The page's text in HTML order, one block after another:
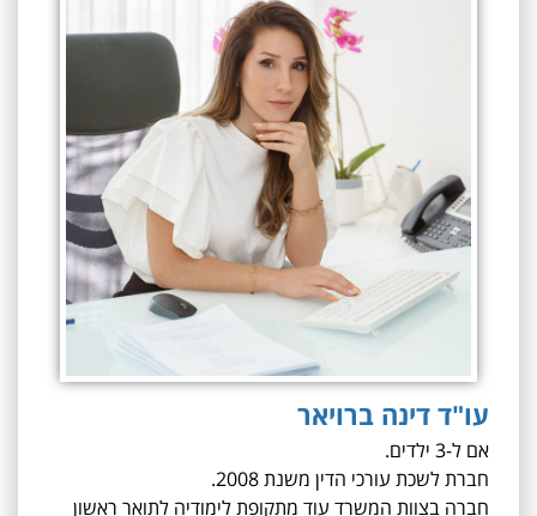
עו"ד דינה ברויאר
אם ל-3 ילדים.
חברת לשכת עורכי הדין משנת 2008.
חברה בצוות המשרד עוד מתקופת לימודיה לתואר ראשון